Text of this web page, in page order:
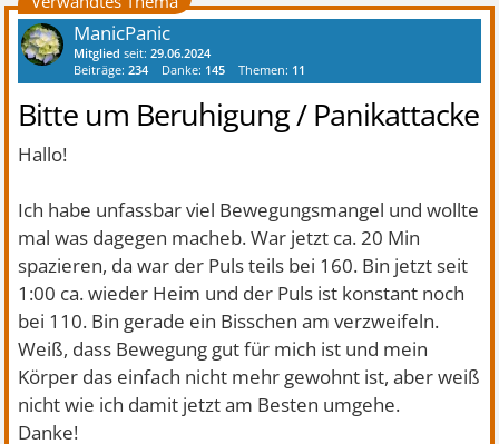
ManicPanic
Mitglied seit:29.06.2024
Beiträge:234 Danke: 145 Themen: 11
Bitte um Beruhigung / Panikattacke
Hallo!
Ich habe unfassbar viel Bewegungsmangel und wollte
mal was dagegen macheb. War jetzt ca. 20 Min
spazieren, da war der Puls teils bei 160. Bin jetzt seit
1:00 ca. wieder Heim und der Puls ist konstant noch
bei 110. Bin gerade ein Bisschen am verzweifeln.
Weiß, dass Bewegung gut für mich ist und mein
Körper das einfach nicht mehr gewohnt ist, aber weiß
nicht wie ich damit jetzt am Besten umgehe.
Danke!